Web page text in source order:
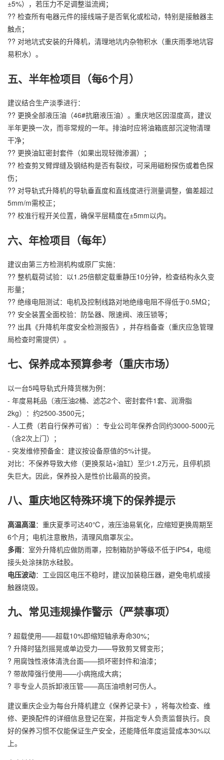
±5%），若压力不足调整溢流阀；
?? 检查所有电器元件的接线端子是否氧化或松动，特别是接触器主
触点；
?? 对地坑式安装的升降机，清理地坑内杂物积水（重庆雨季地坑容
易积水）。
五、半年检项目（每6个月）
建议结合生产淡季进行：
?? 更换全部液压油（46#抗磨液压油）。重庆地区因湿度高，建议
半年更换一次，而非常规的一年。排油时应将油箱底部沉淀物清理
干净；
?? 更换油缸密封套件（如果出现轻微渗漏）；
?? 检查剪叉臂焊缝及钢结构是否有裂纹，可采用磁粉探伤或着色探
伤；
?? 对导轨式升降机的导轨垂直度和直线度进行测量调整，偏差超过
5mm/m需校正；
?? 校准行程开关位置，确保平层精度在±5mm以内。
六、年检项目（每年）
建议由第三方检测机构或原厂实施：
?? 整机载荷试验：以1.25倍额定载重静压10分钟，检查结构永久变
形量；
?? 绝缘电阻测试：电机及控制线路对地绝缘电阻不得低于0.5MΩ；
?? 安全装置全面校验：防坠器、限速阀、液压锁等；
?? 出具《升降机年度安全检测报告》，并存档备查（重庆应急管理
局检查时需提供）。
七、保养成本预算参考（重庆市场）
以一台5吨导轨式升降货梯为例：
- 年度易耗品（液压油2桶、滤芯2个、密封套件1套、润滑脂
2kg）：约2500-3500元；
- 人工费（若自行保养可省）：专业公司年保养合同约3000-5000元
（含2次上门）；
- 突发维修预备金：建议按设备原值的5%计提。
对比：不保养导致大修（更换泵站+油缸）至少1.2万元，且停机损
失巨大。因此，保养投入是性价比最高的投资。
八、重庆地区特殊环境下的保养提示
高温高湿：重庆夏季可达40℃，液压油易氧化，应缩短更换周期至
6个月；电机注意散热，清理风扇罩灰尘。
多雨：室外升降机应做防雨罩，控制箱防护等级不低于IP54，电缆
接头处涂抹防水硅胶。
电压波动：工业园区电压不稳时，建议加装稳压器，避免电机或接
触器烧毁。
九、常见违规操作警示（严禁事项）
? 超载使用——超载10%即缩短轴承寿命30%；
? 升降时猛烈摇晃或单边受力——导致剪叉臂变形；
? 用腐蚀性液体清洗台面——损坏密封件和油漆；
? 带故障强行使用——小病拖成大病；
? 非专业人员拆卸液压管——高压油喷射可伤人。
建议重庆企业为每台升降机建立《保养记录卡》，将每次检查、维
修、更换配件的详细信息登记在案，并指定专人负责监督执行。良
好的保养习惯不仅能保证生产安全，还能降低年度运营成本30%以
上。